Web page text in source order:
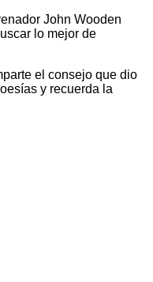
John Wooden
lo mejor de
el consejo que dio
y recuerda la